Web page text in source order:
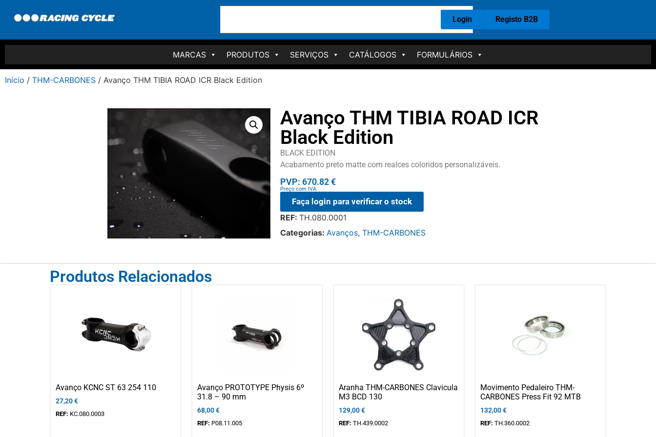
Login Registo B2B
MARCAS PRODUTOS SERVIÇOS CATÁLOGOS FORMULÁRIOS
Início / THM-CARBONES / Avanço THM TIBIA ROAD ICR Black Edition
Avanço THM TIBIA ROAD ICR
Black Edition
BLACK EDITION
Acabamento preto matte com realces coloridos personalizáveis.
PVP: 670.82 €
Preço com IVA
Faça login para verificar o stock
REF: TH.080.0001
Categorias: Avanços, THM-CARBONES
Produtos Relacionados
Avanço KCNC ST 63 254 110
27,20€
REF: KC.080.0003
Avanço PROTOTYPE Physis 6º
31.8 – 90 mm
68,00€
REF: P08.11.005
Aranha THM-CARBONES Clavicula
M3 BCD 130
129,00€
REF: TH.439.0002
Movimento Pedaleiro THM-
CARBONES Press Fit 92 MTB
132,00€
REF: TH.360.0002